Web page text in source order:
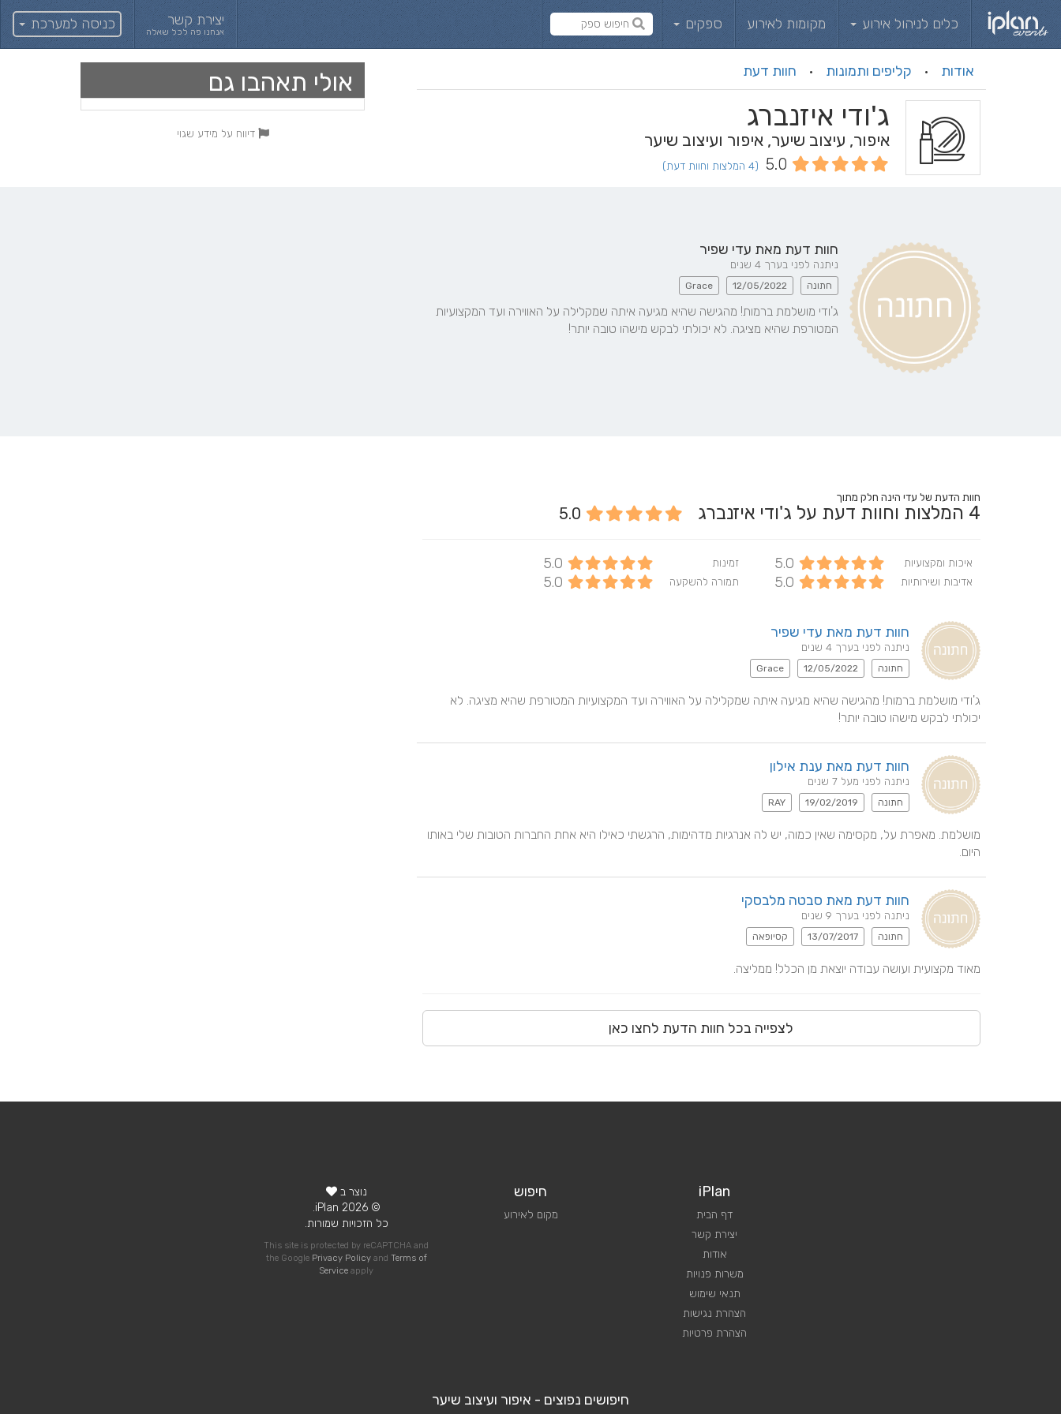
כלים לניהול אירוע מקומות לאירוע ספקים יצירת קשר
אנחנו פה לכל שאלה כניסה למערכת
אודות · קליפים ותמונות · חוות דעת אולי תאהבו גם
דיווח על מידע שגוי
ג'ודי איזנברג
איפור, עיצוב שיער, איפור ועיצוב שיער
5.0 (4 המלצות וחוות דעת)
חוות דעת מאת עדי שפיר
ניתנה לפני בערך 4 שנים
חתונה 12/05/2022
Grace
המטורפת שהיא מציגה. לא יכולתי לבקש מישהו טובה יותר!
חוות הדעת של עדי הינה חלק מתוך
4 המלצות וחוות דעת על ג'ודי איזנברג 5.0
איכות ומקצועיות 5.0 זמינות 5.0
אדיבות ושירותיות 5.0 תמורה להשקעה 5.0
חוות דעת מאת עדי שפיר
ניתנה לפני בערך 4 שנים
חתונה 12/05/2022
Grace
יכולתי לבקש מישהו טובה יותר!
חוות דעת מאת ענת אילון
ניתנה לפני מעל 7 שנים
חתונה 19/02/2019
RAY
היום.
חוות דעת מאת סבטה מלבסקי
ניתנה לפני בערך 9 שנים
חתונה 13/07/2017 קסיופאה
מאוד מקצועית ועושה עבודה יוצאת מן הכלל! ממליצה.
לצפייה בכל חוות הדעת לחצו כאן
iPlan
דף הבית
יצירת קשר
אודות
משרות פנויות
תנאי שימוש
הצהרת נגישות
הצהרת פרטיות
חיפוש
מקום לאירוע
נוצר ב
© 2026 iPlan.
כל הזכויות שמורות.
This site is protected by reCAPTCHA and
the Google Privacy Policyand Terms of
Service apply
חיפושים נפוצים - איפור ועיצוב שיער